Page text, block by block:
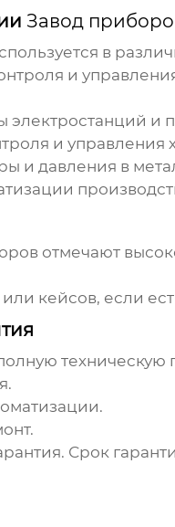
Завод
в
и
электростанций и
и
и давления в
отмечают
кейсов, если
Срок